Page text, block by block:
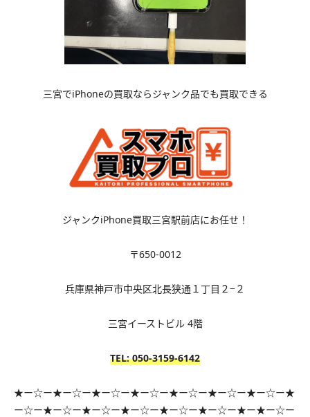
三宮でiPhoneの買取ならジャンク品でも買取できる
ジャンクiPhone買取三宮駅前店にお任せ！
〒650-0012
兵庫県神戸市中央区北長狭通１丁目２−２
三宮イーストビル 4階
TEL: 050-3159-6142
★ー☆ー★ー☆ー★ー☆ー★ー☆ー★ー☆ー★ー☆ー★ー☆ー★
ー☆ー★ー☆ー★ー☆ー★ー☆ー★ー☆ー★ー☆ー★ー★ー☆ー